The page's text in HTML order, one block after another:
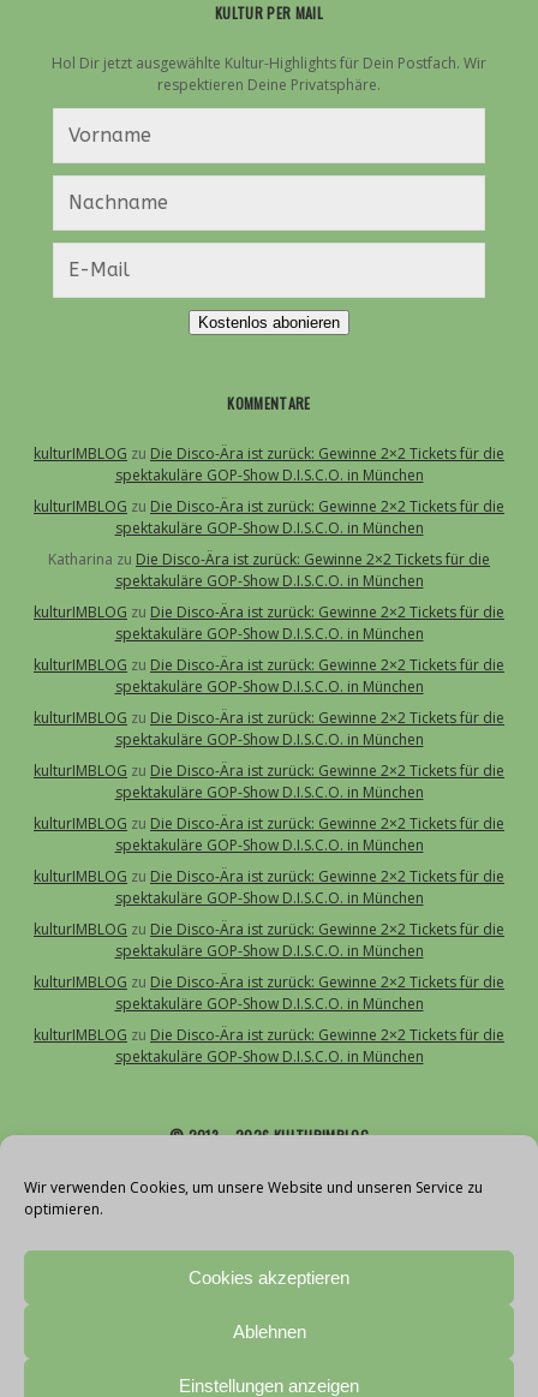
Wir verwenden Cookies, um unsere Website und unseren Service zu
optimieren.
Cookies akzeptieren
Ablehnen
Einstellungen anzeigen
KULTUR PER MAIL
Hol Dir jetzt ausgewählte Kultur-Highlights für Dein Postfach. Wir
respektieren Deine Privatsphäre.
Kostenlos abonieren
KOMMENTARE
kulturIMBLOG zu Die Disco-Ära ist zurück: Gewinne 2×2 Tickets für die
spektakuläre GOP-Show D.I.S.C.O. in München
kulturIMBLOG zu Die Disco-Ära ist zurück: Gewinne 2×2 Tickets für die
spektakuläre GOP-Show D.I.S.C.O. in München
Katharina zu Die Disco-Ära ist zurück: Gewinne 2×2 Tickets für die
spektakuläre GOP-Show D.I.S.C.O. in München
kulturIMBLOG zu Die Disco-Ära ist zurück: Gewinne 2×2 Tickets für die
spektakuläre GOP-Show D.I.S.C.O. in München
kulturIMBLOG zu Die Disco-Ära ist zurück: Gewinne 2×2 Tickets für die
spektakuläre GOP-Show D.I.S.C.O. in München
kulturIMBLOG zu Die Disco-Ära ist zurück: Gewinne 2×2 Tickets für die
spektakuläre GOP-Show D.I.S.C.O. in München
kulturIMBLOG zu Die Disco-Ära ist zurück: Gewinne 2×2 Tickets für die
spektakuläre GOP-Show D.I.S.C.O. in München
kulturIMBLOG zu Die Disco-Ära ist zurück: Gewinne 2×2 Tickets für die
spektakuläre GOP-Show D.I.S.C.O. in München
kulturIMBLOG zu Die Disco-Ära ist zurück: Gewinne 2×2 Tickets für die
spektakuläre GOP-Show D.I.S.C.O. in München
kulturIMBLOG zu Die Disco-Ära ist zurück: Gewinne 2×2 Tickets für die
spektakuläre GOP-Show D.I.S.C.O. in München
kulturIMBLOG zu Die Disco-Ära ist zurück: Gewinne 2×2 Tickets für die
spektakuläre GOP-Show D.I.S.C.O. in München
kulturIMBLOG zu Die Disco-Ära ist zurück: Gewinne 2×2 Tickets für die
spektakuläre GOP-Show D.I.S.C.O. in München
© 2013 – 2026 KULTURIMBLOG
Über uns
Impressum
Datenschutz
Teilnahmebedingungen Gewinnspiele